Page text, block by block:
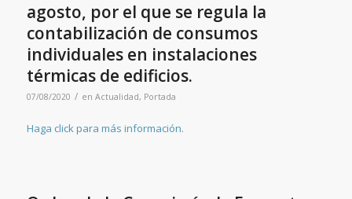
agosto, por el que se regula la
contabilización de consumos
individuales en instalaciones
térmicas de edificios.
07/08/2020 / en Actualidad, Portada
Haga click para más información.